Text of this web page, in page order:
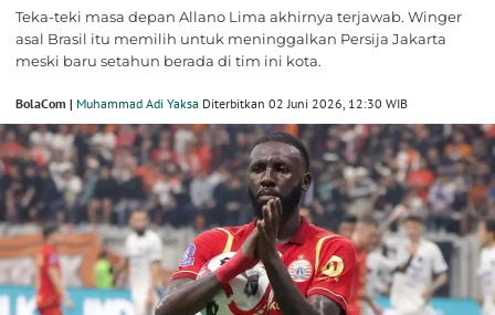
Teka-teki masa depan Allano Lima akhirnya terjawab. Winger
asal Brasil itu memilih untuk meninggalkan Persija Jakarta
meski baru setahun berada di tim ini kota.
BolaCom | Muhammad Adi Yaksa Diterbitkan 02 Juni 2026, 12:30 WIB